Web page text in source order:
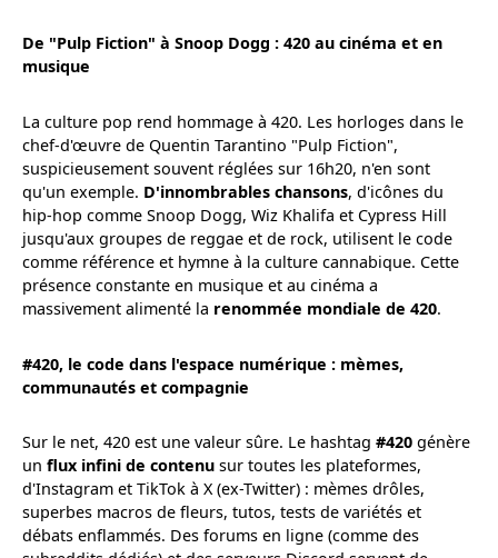
De "Pulp Fiction" à Snoop Dogg : 420 au cinéma et en
musique
La culture pop rend hommage à 420. Les horloges dans le
chef-d'œuvre de Quentin Tarantino "Pulp Fiction",
suspicieusement souvent réglées sur 16h20, n'en sont
qu'un exemple. D'innombrables chansons, d'icônes du
hip-hop comme Snoop Dogg, Wiz Khalifa et Cypress Hill
jusqu'aux groupes de reggae et de rock, utilisent le code
comme référence et hymne à la culture cannabique. Cette
présence constante en musique et au cinéma a
massivement alimenté la renommée mondiale de 420.
#420, le code dans l'espace numérique : mèmes,
communautés et compagnie
Sur le net, 420 est une valeur sûre. Le hashtag #420 génère
un flux infini de contenu sur toutes les plateformes,
d'Instagram et TikTok à X (ex-Twitter) : mèmes drôles,
superbes macros de fleurs, tutos, tests de variétés et
débats enflammés. Des forums en ligne (comme des